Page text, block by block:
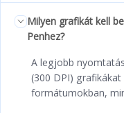
Milyen grafikát kell
Penhez?
A legjobb
(300 DPI)
formátumokban,